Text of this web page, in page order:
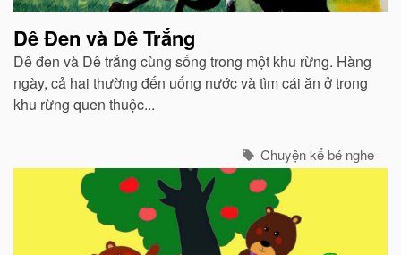
Dê Đen và Dê Trắng
Dê đen và Dê trắng cùng sống trong một khu rừng. Hàng
ngày, cả hai thường đến uống nước và tìm cái ăn ở trong
khu rừng quen thuộc...
Chuyện kể bé nghe